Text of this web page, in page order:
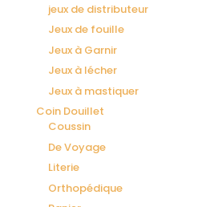
jeux de distributeur
Jeux de fouille
Jeux à Garnir
Jeux à lécher
Jeux à mastiquer
Coin Douillet
Coussin
De Voyage
Literie
Orthopédique